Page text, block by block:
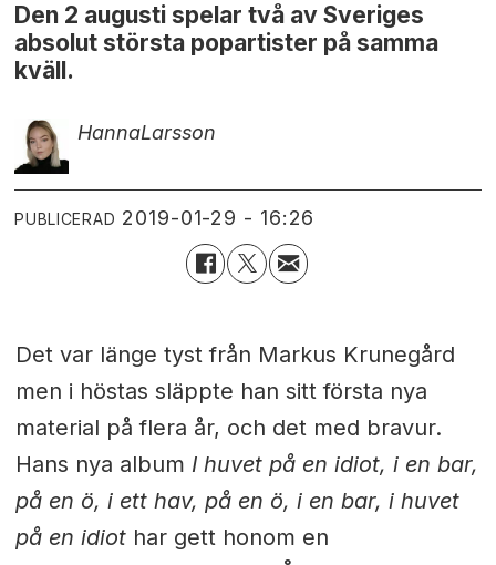
Den 2 augusti spelar två av Sveriges
absolut största popartister på samma
kväll.
HannaLarsson
PUBLICERAD 2019-01-29 - 16:26
Det var länge tyst från Markus Krunegård
men i höstas släppte han sitt första nya
material på flera år, och det med bravur.
Hans nya album I huvet på en idiot, i en bar,
på en ö, i ett hav, på en ö, i en bar, i huvet
på en idiot har gett honom en